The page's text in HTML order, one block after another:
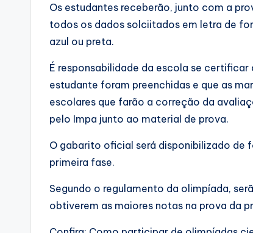
Os estudantes receberão, junto com a
todos os dados solciitados em letra de
azul ou preta.
É responsabilidade da escola se
estudante foram preenchidas e que as
escolares que farão a correção da
pelo Impa junto ao material de prova.
O gabarito oficial será disponibilizado de
primeira fase.
Segundo o regulamento da olimpíada,
obtiverem as maiores notas na prova da